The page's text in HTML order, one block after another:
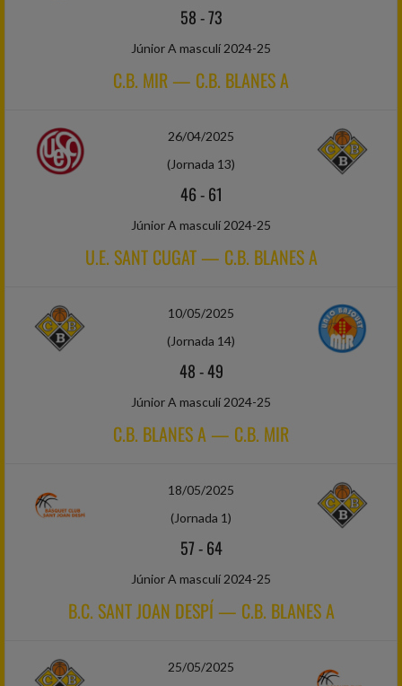
58-73
Júnior A masculí 2024-25
C.B. MIR — C.B. BLANES A
26/04/2025
(Jornada 13)
46-61
Júnior A masculí 2024-25
U.E. SANT CUGAT — C.B. BLANES A
10/05/2025
(Jornada 14)
48-49
Júnior A masculí 2024-25
C.B. BLANES A — C.B. MIR
18/05/2025
(Jornada 1)
57-64
Júnior A masculí 2024-25
B.C. SANT JOAN DESPÍ — C.B. BLANES A
25/05/2025